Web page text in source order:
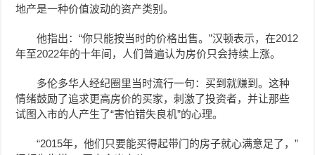
地产是一种价值波动的资产类别。
他指出：“你只能按当时的价格出售。”汉顿表示，在2012
年至2022年的十年间，人们普遍认为房价只会持续上涨。
多伦多华人经纪圈里当时流行一句：买到就赚到。这种
情绪鼓励了追求更高房价的买家，刺激了投资者，并让那些
试图入市的人产生了“害怕错失良机”的心理。
“2015年，他们只要能买得起带门的房子就心满意足了，”